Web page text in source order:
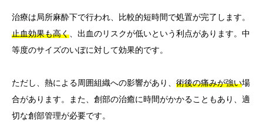
治療は局所麻酔下で行われ、比較的短時間で処置が完了します。
止血効果も高く、出血のリスクが低いという利点があります。中
等度のサイズのいぼに対して効果的です。
ただし、熱による周囲組織への影響があり、 術後の痛みが強い場
合があります。また、創部の治癒に時間がかかることもあり、適
切な創部管理が必要です。